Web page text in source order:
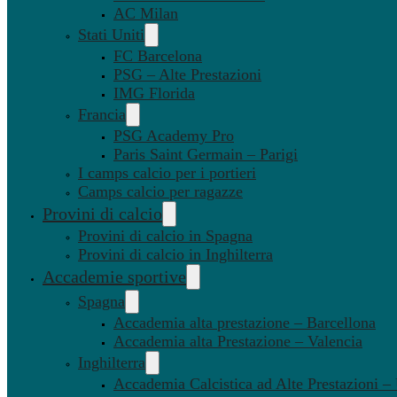
AC Milan
Stati Uniti
FC Barcelona
PSG – Alte Prestazioni
IMG Florida
Francia
PSG Academy Pro
Paris Saint Germain – Parigi
I camps calcio per i portieri
Camps calcio per ragazze
Provini di calcio
Provini di calcio in Spagna
Provini di calcio in Inghilterra
Accademie sportive
Spagna
Accademia alta prestazione – Barcellona
Accademia alta Prestazione – Valencia
Inghilterra
Accademia Calcistica ad Alte Prestazioni